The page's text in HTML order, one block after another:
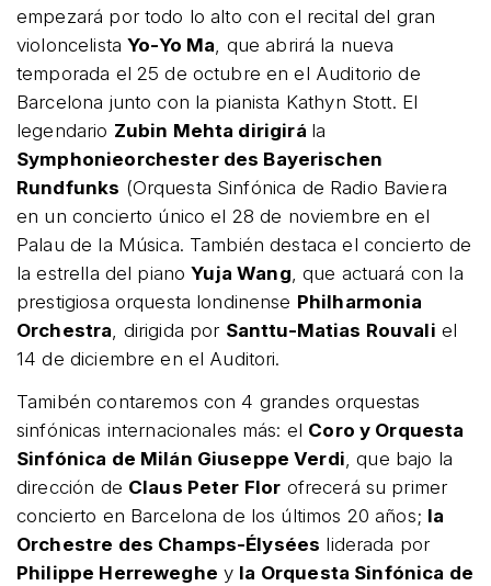
empezará por todo lo alto con el recital del gran
violoncelistaYo-Yo Ma, que abrirá la nueva
temporada el 25 de octubre en el Auditorio de
Barcelona junto con la pianista Kathyn Stott. El
legendario Zubin Mehta dirigirá la
Symphonieorchester des Bayerischen
Rundfunks (Orquesta Sinfónica de Radio Baviera
en un concierto único el 28 de noviembre en el
Palau de la Música. También destaca el concierto de
la estrella del pianoYuja Wang, que actuará con la
prestigiosa orquesta londinense Philharmonia
Orchestra, dirigida por Santtu-Matias Rouvali el
14 de diciembre en el Auditori.
Tamibén contaremos con 4 grandes orquestas
sinfónicas internacionales más: el Coro y Orquesta
Sinfónica de Milán Giuseppe Verdi, que bajo la
dirección de Claus Peter Flor ofrecerá su primer
concierto en Barcelona de los últimos 20 años; la
Orchestre des Champs-Élysées liderada por
Philippe Herreweghe y la Orquesta Sinfónica de